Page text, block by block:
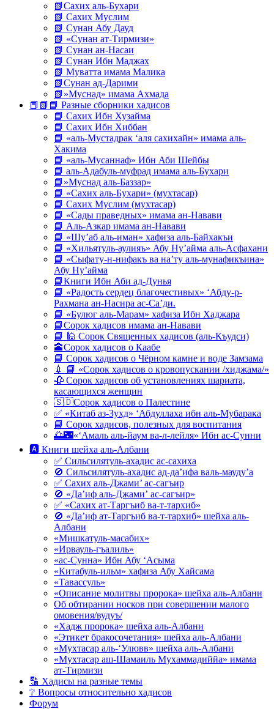
📗Сахих аль-Бухари
📗 Сахих Муслим
📗 Сунан Абу Дауд
📗 «Сунан ат-Тирмизи»
📗 Сунан ан-Насаи
📗 Сунан Ибн Маджах
📗 Муватта имама Малика
📗Сунан ад-Дарими
📗»Муснад» имама Ахмада
📕📗📘 Разные сборники хадисов
📘 Сахих Ибн Хузайма
📘 Сахих Ибн Хиббан
📘 «аль-Мустадрак ‘аля сахихайн» имама аль-
Хакима
📘 «аль-Мусаннаф» Ибн Аби Шейбы
📘 аль-Адабуль-муфрад имама аль-Бухари
📘»Муснад аль-Баззар»
📘 «Сахих аль-Бухари» (мухтасар)
📘 Сахих Муслим (мухтасар)
📘 «Сады праведных» имама ан-Навави
📘 Аль-Азкар имама ан-Навави
📘 «Шу’аб аль-иман» хафиза аль-Байхакъи
📘 «Хильятуль-аулияъ» Абу Ну’айма аль-Асфахани
📘 «Сыфату-н-нифакъ ва на’ту аль-мунафикъина»
Абу Ну’айма
📘Книги Ибн Аби ад-Дунья
📘 «Радость сердец благочестивых» ‘Абду-р-
Рахмана ан-Насира ас-Са’ди.
📘 «Булюг аль-Марам» хафиза Ибн Хаджара
📘Сорок хадисов имама ан-Навави
📘 🕌 Сорок Священных хадисов (аль-Къудси)
🕋Сорок хадисов о Каабе
📘 Сорок хадисов о Чёрном камне и воде Замзама
💉 📘 «Сорок хадисов о кровопускании /хиджама/»
🥀 Сорок хадисов об установлениях шариата,
касающихся женщин
🇸🇩Сорок хадисов о Палестине
✅ «Китаб аз-Зухд» ‘Абдуллаха ибн аль-Мубарака
📘 Сорок хадисов, полезных для воспитания
🌅🌃«‘Амаль аль-йаум ва-л-лейля» Ибн ас-Сунни
🅰 Книги шейха аль-Албани
✅ Сильсилятуль-ахадис ас-сахиха
🚫 Сильсилятуль-ахадис ад-да’ифа валь-мауду’а
✅ Сахих аль-Джами’ ас-сагъир
🚫 «Да’иф аль-Джами’ ас-сагъир»
✅ «Сахих ат-Таргъиб ва-т-тархиб»
🚫 «Да’иф ат-Таргъиб ва-т-тархиб» шейха аль-
Албани
«Мишкатуль-масабих»
«Ирвауль-гъалиль»
«ас-Сунна» Ибн Абу ‘Асыма
«Китабуль-ильм» хафиза Абу Хайсама
«Тавассуль»
«Описание молитвы пророка» шейха аль-Албани
Об обтирании носков при совершении малого
омовения/вудуъ/
«Хадж пророка» шейха аль-Албани
«Этикет бракосочетания» шейха аль-Албани
«Мухтасар аль-‘Улювв» шейха аль-Албани
«Мухтасар аш-Шамаиль Мухаммадиййа» имама
ат-Тирмизи
🔡 Хадисы на разные темы
❔ Вопросы относительно хадисов
Форум